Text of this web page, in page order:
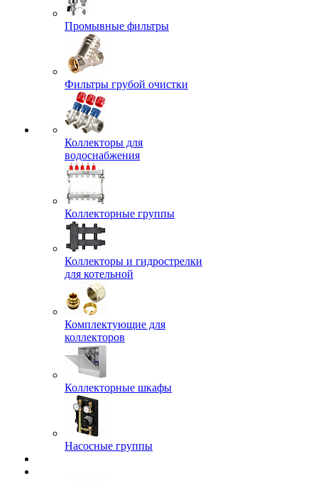
Промывные фильтры
Фильтры грубой очистки
Коллекторы для
водоснабжения
Коллекторные группы
Коллекторы и гидрострелки
для котельной
Комплектующие для
коллекторов
Коллекторные шкафы
Насосные группы